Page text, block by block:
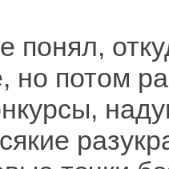
понял,
но потом